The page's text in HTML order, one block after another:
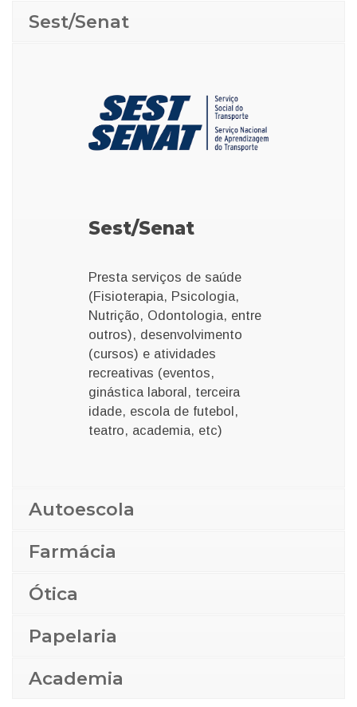
Sest/Senat
Sest/Senat
Presta serviços de saúde
(Fisioterapia, Psicologia
Nutrição, Odontologia, entre
outros), desenvolvimento
(cursos) e atividades
recreativas (eventos,
ginástica laboral, terceira
idade, escola de futebol,
teatro, academia, etc)
Autoescola
Farmácia
Ótica
Papelaria
Academia